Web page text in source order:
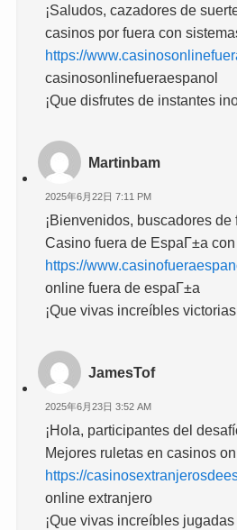
¡Saludos, cazadores de
casinos por fuera con
https://
casinosonlinefueraespanol
¡Que disfrutes de instantes
Martinbam
2025年6月22日 7:11 PM
¡Bienvenidos, buscadores de
Casino fuera de EspaГ±a
https://
online fuera de espaГ±a
¡Que vivas increíbles
JamesTof
2025年6月23日 3:52 AM
¡Hola, participantes del
Mejores ruletas en casinos
https://
online extranjero
¡Que vivas increíbles